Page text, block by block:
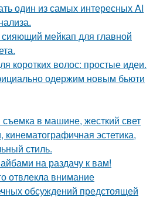
один из самых интересных AI
мейкап для главной
коротких волос: простые идеи.
одержим новым бьюти
в машине, жесткий свет
кинематографичная эстетика,
стиль.
на раздачу к вам!
отвлекла внимание
обсуждений предстоящей